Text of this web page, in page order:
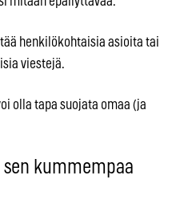
henkilökohtaisia asioita tai
viestejä.
olla tapa suojata omaa (ja
kummempaa